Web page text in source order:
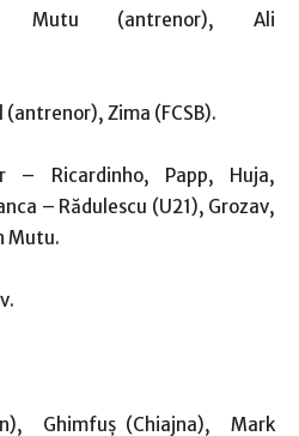
Mutu (antrenor), Ali
Zima (FCSB).
– Ricardinho, Papp, Huja,
– Rădulescu (U21), Grozav,
Mutu.
Ghimfuș (Chiajna), Mark